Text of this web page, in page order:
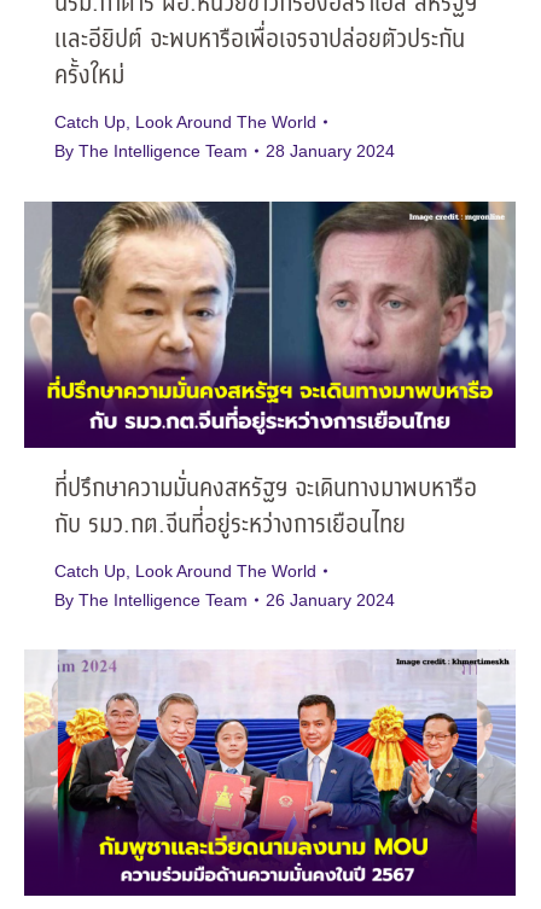
และอียิปต์ จะพบหารือเพื่อเจรจาปล่อยตัวประกัน
ครั้งใหม่
Catch Up Look Around The World
By The Intelligence Team 28 January 2024
ที่ปรึกษาความมั่นคงสหรัฐฯ จะเดินทางมาพบหารือ
กับ รมว.กต.จีนที่อยู่ระหว่างการเยือนไทย
Catch Up Look Around The World
By The Intelligence Team 26 January 2024